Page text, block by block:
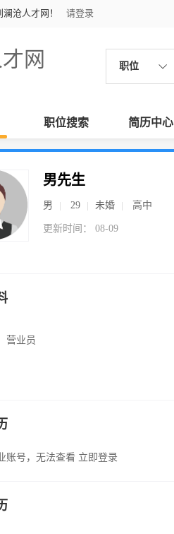
沧人才网！ 请登录
网 职位
职位搜索 简历中心
男先生
男 29 未婚 高中
更新时间： 08-09
营业员
账号，无法查看 立即登录